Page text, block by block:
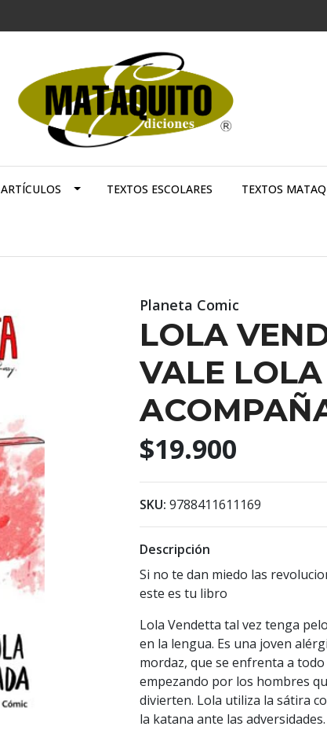
ARTÍCULOS TEXTOS ESCOLARES TEXTOS
Planeta Comic
LOLA
VALE
$19.900
SKU: 9788411611169
Descripción
Si no te dan miedo las
este es tu libro
Lola Vendetta tal vez tenga
en la lengua. Es una joven
mordaz, que se enfrenta a
empezando por los hombres
divierten. Lola utiliza la sátira
la katana ante las adversidades.